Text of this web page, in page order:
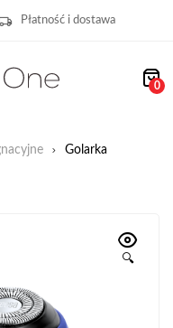
Płatność i dostawa
0
Golarka
🔍